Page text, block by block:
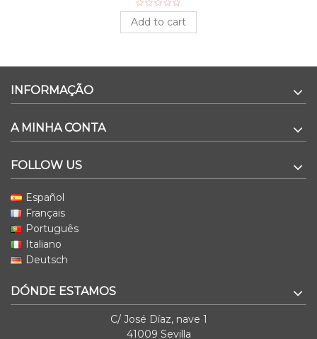
Add to cart
INFORMAÇÃO
A MINHA CONTA
FOLLOW US
Español
Français
Português
Italiano
Deutsch
DÓNDE ESTAMOS
C/ José Díaz, nave 1
41009 Sevilla